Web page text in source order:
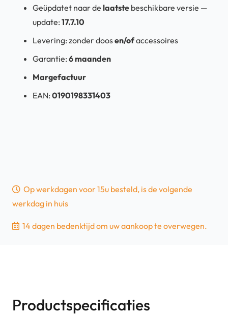
Geüpdatet naarde laatste beschikbare versie —
update: 17.7.10
Levering: zonder doosen/ofaccessoires
Garantie: 6 maanden
Margefactuur
EAN: 0190198331403
Op werkdagen voor 15u besteld, is de volgende
werkdag in huis
14 dagen bedenktijd om uw aankoop te overwegen.
Productspecificaties